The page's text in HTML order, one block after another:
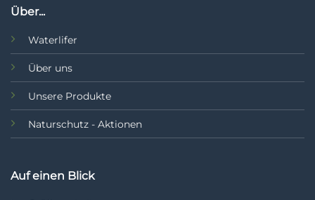
Über...
Waterlifer
Über uns
Unsere Produkte
Naturschutz - Aktionen
Auf einen Blick